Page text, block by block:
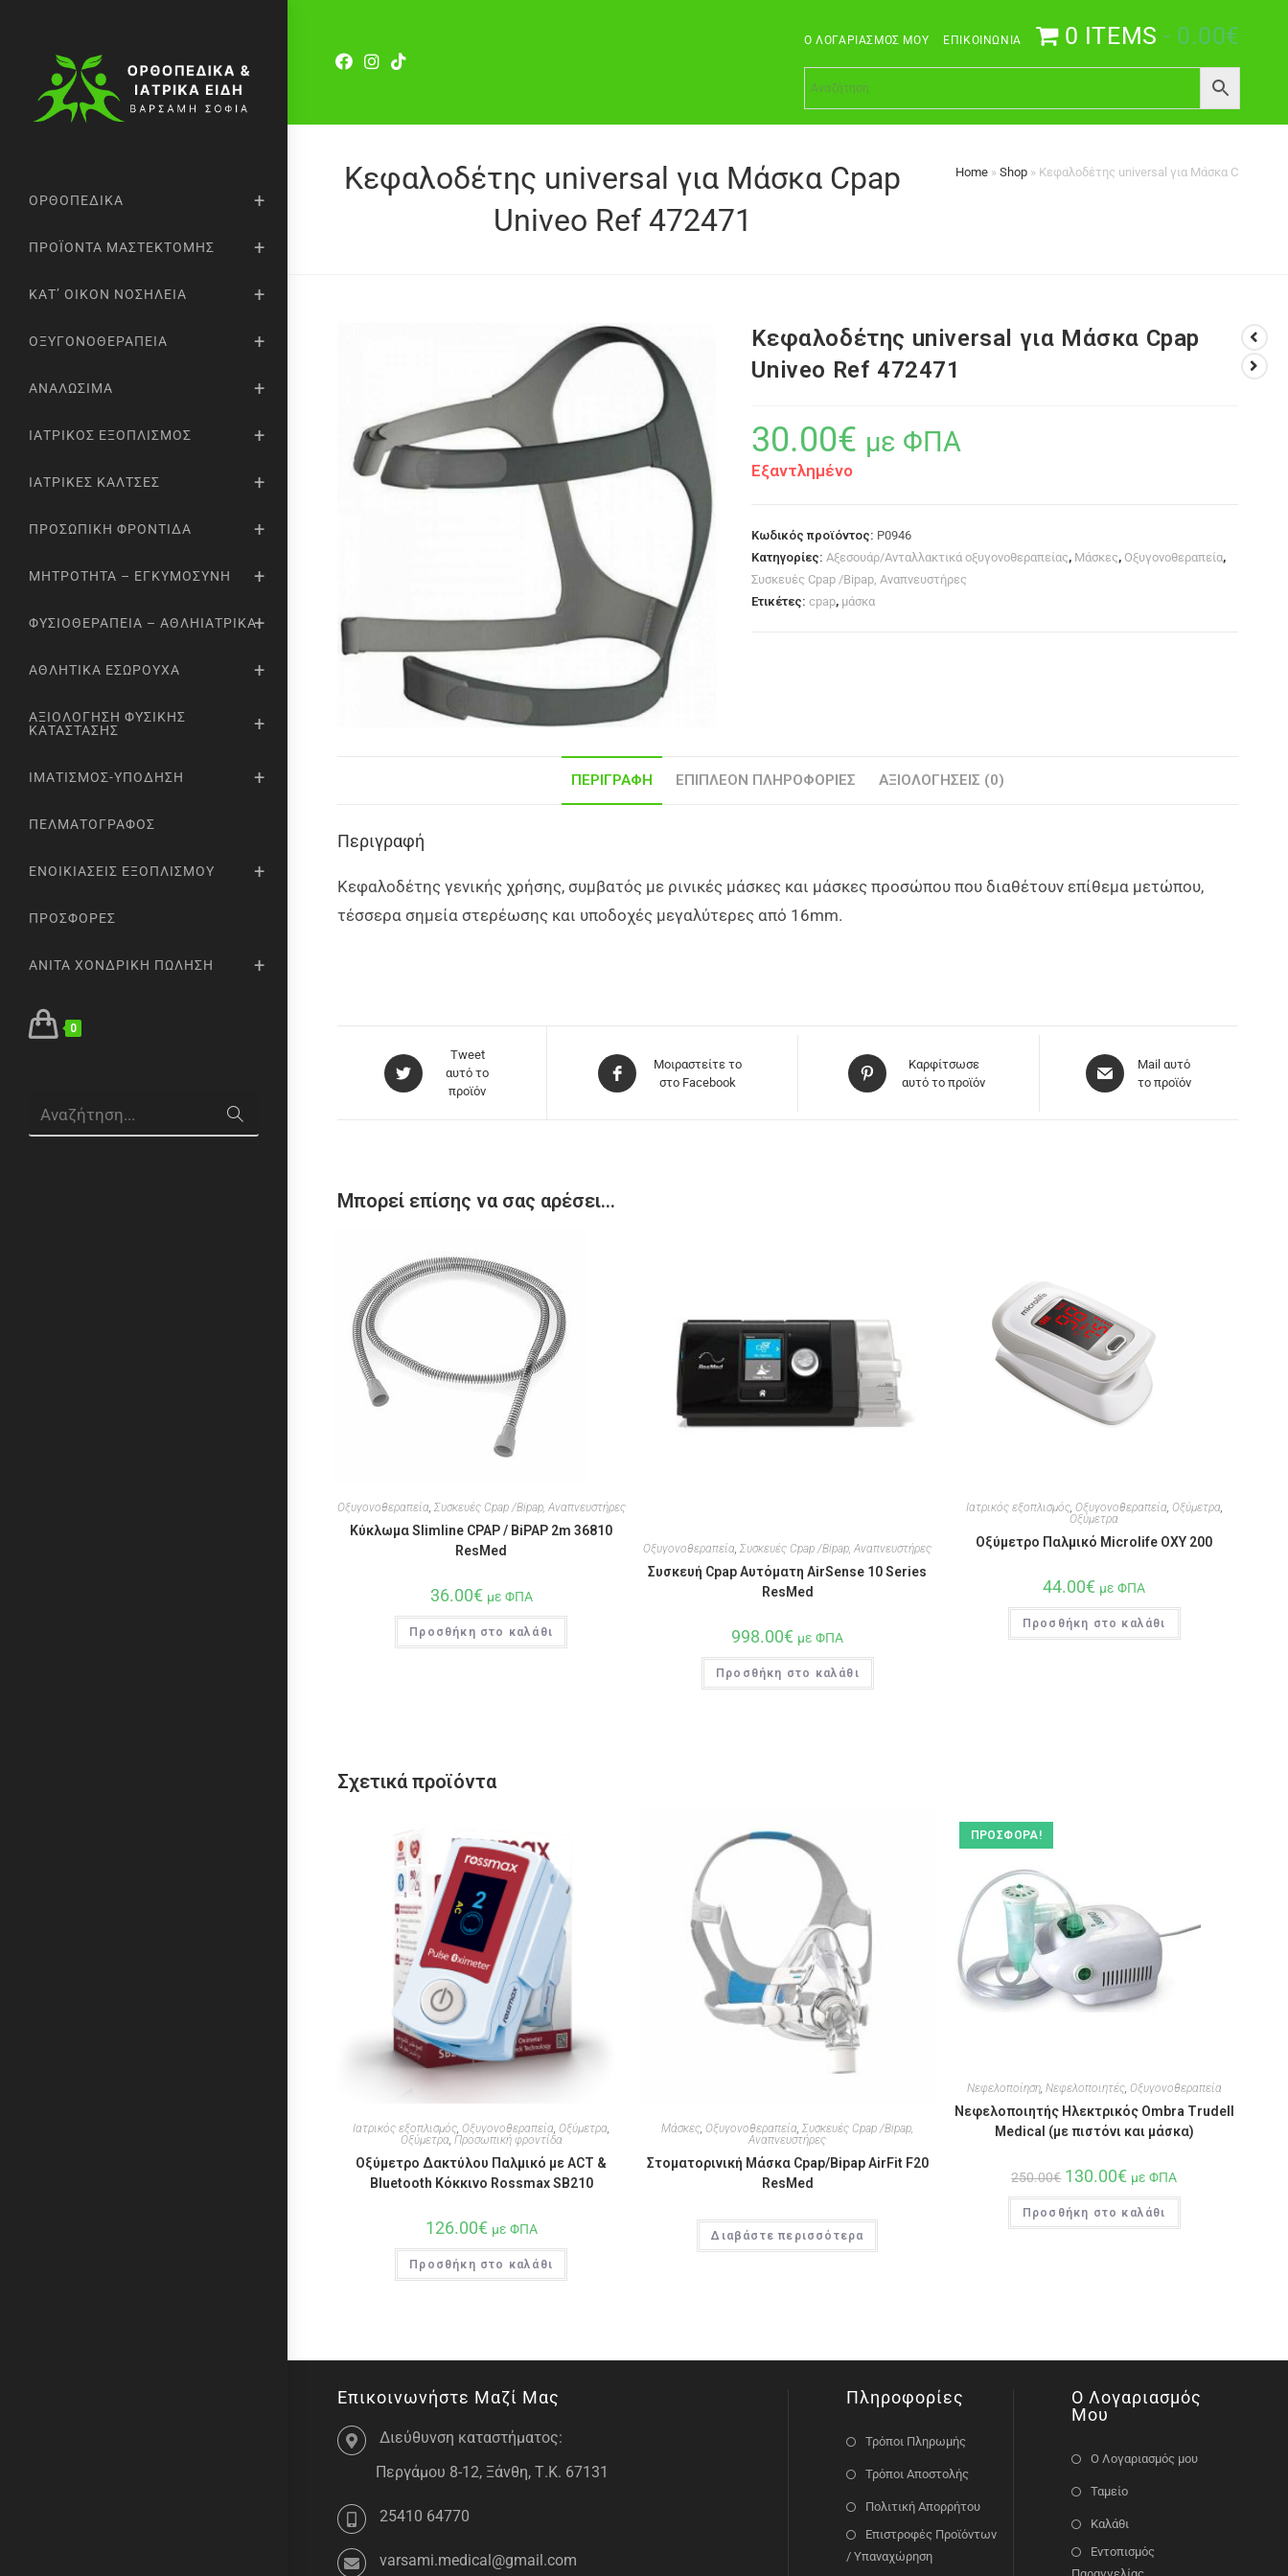
Ο ΛΟΓΑΡΙΑΣΜΌΣ ΜΟΥ ΕΠΙΚΟΙΝΩΝΊΑ 0 ITEMS 0.00€
ΟΡΘΟΠΕΔΙΚΆ
ΠΡΟΪΌΝΤΑ ΜΑΣΤΕΚΤΟΜΉΣ
ΚΑΤ’ ΟΊΚΟΝ ΝΟΣΗΛΕΊΑ
ΟΞΥΓΟΝΟΘΕΡΑΠΕΊΑ
ΑΝΑΛΏΣΙΜΑ
ΙΑΤΡΙΚΌΣ ΕΞΟΠΛΙΣΜΌΣ
ΙΑΤΡΙΚΈΣ ΚΆΛΤΣΕΣ
ΠΡΟΣΩΠΙΚΉ ΦΡΟΝΤΊΔΑ
ΜΗΤΡΌΤΗΤΑ – ΕΓΚΥΜΟΣΎΝΗ
ΦΥΣΙΟΘΕΡΑΠΕΊΑ – ΑΘΛΗΙΑΤΡΙΚΆ
ΑΘΛΗΤΙΚΆ ΕΣΏΡΟΥΧΑ
ΑΞΙΟΛΌΓΗΣΗ ΦΥΣΙΚΉΣ
ΚΑΤΆΣΤΑΣΗΣ
ΙΜΑΤΙΣΜΌΣ-ΥΠΌΔΗΣΗ
ΠΕΛΜΑΤΟΓΡΆΦΟΣ
ΕΝΟΙΚΙΆΣΕΙΣ ΕΞΟΠΛΙΣΜΟΎ
ΠΡΟΣΦΟΡΈΣ
ANITA ΧΟΝΔΡΙΚΉ ΠΏΛΗΣΗ
0
Αναζήτηση...
Κεφαλοδέτης universal για Μάσκα Cpap
Univeo Ref 472471
Home »Shop » Κεφαλοδέτης universal για Μάσκα Cpap
Κεφαλοδέτης universal για Μάσκα Cpap
Univeo Ref 472471
30.00€ με ΦΠΑ
Εξαντλημένο
Κωδικός προϊόντος: P0946
Κατηγορίες:Αξεσουάρ/Ανταλλακτικά οξυγονοθεραπείας, Μάσκες, Οξυγονοθεραπεία,
Συσκευές Cpap /Bipap, Αναπνευστήρες
Ετικέτες:cpap, μάσκα
ΠΕΡΙΓΡΑΦΉ ΕΠΙΠΛΈΟΝ ΠΛΗΡΟΦΟΡΊΕΣ ΑΞΙΟΛΟΓΉΣΕΙΣ (0)
Περιγραφή
Κεφαλοδέτης γενικής χρήσης, συμβατός με ρινικές μάσκες και μάσκες προσώπου που διαθέτουν επίθεμα μετώπου,
τέσσερα σημεία στερέωσης και υποδοχές μεγαλύτερες από 16mm.
Tweet
αυτό το
προϊόν
Μοιραστείτε το
στο Facebook
Καρφίτσωσε
αυτό το προϊόν
Mail αυτό
το προϊόν
Μπορεί επίσης να σας αρέσει…
Οξυγονοθεραπεία, Συσκευές Cpap /Bipap, Αναπνευστήρες
Κύκλωμα Slimline CPAP / BiPAP 2m 36810
ResMed
36.00€ με ΦΠΑ
Προσθήκη στο καλάθι
Οξυγονοθεραπεία ,Συσκευές Cpap /Bipap, Αναπνευστήρες
Συσκευή Cpap Αυτόματη AirSense 10 Series
ResMed
998.00€ με ΦΠΑ
Προσθήκη στο καλάθι
Ιατρικός εξοπλισμός, Οξυγονοθεραπεία, Οξύμετρα,
Οξύμετρα
Οξύμετρο Παλμικό Microlife OXY 200
44.00€ με ΦΠΑ
Προσθήκη στο καλάθι
Σχετικά προϊόντα
Ιατρικός εξοπλισμός,Οξυγονοθεραπεία,Οξύμετρα,
Οξύμετρα, Προσωπική φροντίδα
Οξύμετρο Δακτύλου Παλμικό με ACT &
Bluetooth Κόκκινο Rossmax SB210
126.00€ με ΦΠΑ
Προσθήκη στο καλάθι
Μάσκες,Οξυγονοθεραπεία,Συσκευές Cpap /Bipap,
Αναπνευστήρες
Στοματορινική Μάσκα Cpap/Bipap AirFit F20
ResMed
Διαβάστε περισσότερα
ΠΡΟΣΦΟΡΆ!
Νεφελοποίηση, Νεφελοποιητές, Οξυγονοθεραπεία
Νεφελοποιητής Ηλεκτρικός Ombra Trudell
Medical (με πιστόνι και μάσκα)
250.00€ 130.00€ με ΦΠΑ
Προσθήκη στο καλάθι
Επικοινωνήστε Μαζί Μας
Διεύθυνση καταστήματος:
Περγάμου 8-12, Ξάνθη, Τ.Κ. 67131
25410 64770
varsami.medical@gmail.com
Πληροφορίες
Τρόποι Πληρωμής
Τρόποι Αποστολής
Πολιτική Απορρήτου
Επιστροφές Προϊόντων
/ Υπαναχώρηση
Ο Λογαριασμός
Μου
Ο Λογαριασμός μου
Ταμείο
Καλάθι
Εντοπισμός